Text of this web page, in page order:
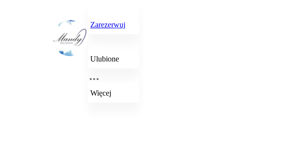
Zarezerwuj
Ulubione
Więcej